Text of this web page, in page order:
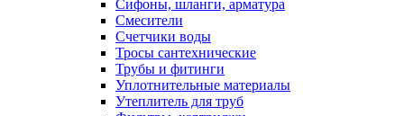
Сифоны, шланги, арматура
Смесители
Счетчики воды
Тросы сантехнические
Трубы и фитинги
Уплотнительные материалы
Утеплитель для труб